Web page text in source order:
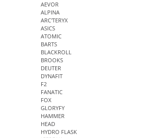
AEVOR
ALPINA
ARC'TERYX
ASICS
ATOMIC
BARTS
BLACKROLL
BROOKS
DEUTER
DYNAFIT
F2
FANATIC
FOX
GLORYFY
HAMMER
HEAD
HYDRO FLASK